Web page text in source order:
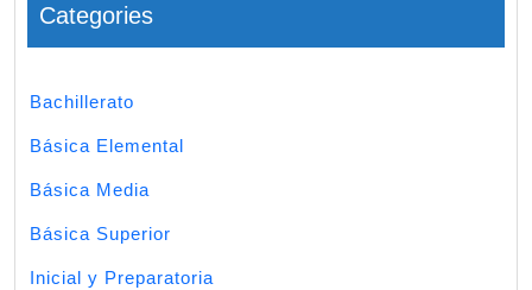
Categories
Bachillerato
Básica Elemental
Básica Media
Básica Superior
Inicial y Preparatoria